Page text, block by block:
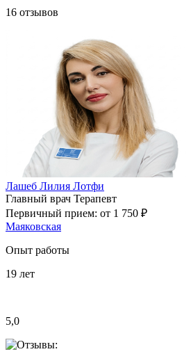
16 отзывов
Лашеб Лилия Лотфи
Главный врач Терапевт
Первичный прием: от 1 750 ₽
Маяковская
Опыт работы
19 лет
5,0